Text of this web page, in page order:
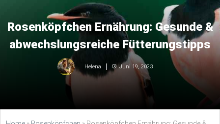
Rosenköpfchen Ernährung: Gesunde &
abwechslungsreiche Fütterungstipps
Helena Juni 19, 2023